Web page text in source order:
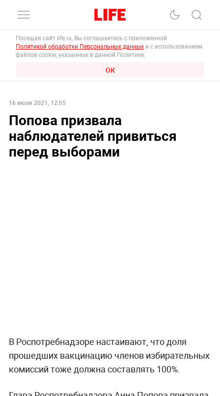
Посещая сайт life.ru, Вы соглашаетесь с приложенной
Политикой обработки Персональных данных и с использованием
файлов cookie, указанных в данной Политике.
ОК
16 июля 2021, 12:05
Попова призвала
наблюдателей привиться
перед выборами
В Роспотребнадзоре настаивают, что доля
прошедших вакцинацию членов избирательных
комиссий тоже должна составлять 100%.